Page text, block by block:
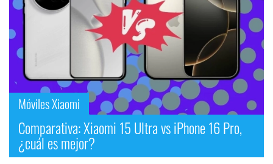
Móviles Xiaomi
Comparativa: Xiaomi 15 Ultra vs iPhone 16 Pro,
¿cuál es mejor?